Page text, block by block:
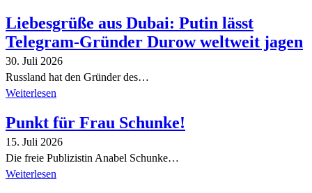
Liebesgrüße aus Dubai: Putin lässt
Telegram-Gründer Durow weltweit jagen
30. Juli 2026
Russland hat den Gründer des…
Weiterlesen
Punkt für Frau Schunke!
15. Juli 2026
Die freie Publizistin Anabel Schunke…
Weiterlesen